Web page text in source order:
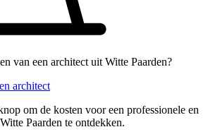
van een architect uit Witte Paarden?
architect
om de kosten voor een professionele en
Paarden te ontdekken.